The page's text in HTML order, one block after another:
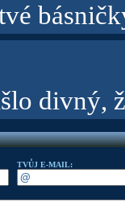
divný,
TVŮJ E-MAIL: